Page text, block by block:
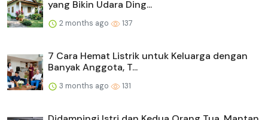
yang Bikin Udara Ding...
2 months ago 137
7 Cara Hemat Listrik untuk Keluarga dengan
Banyak Anggota, T...
3 months ago 131